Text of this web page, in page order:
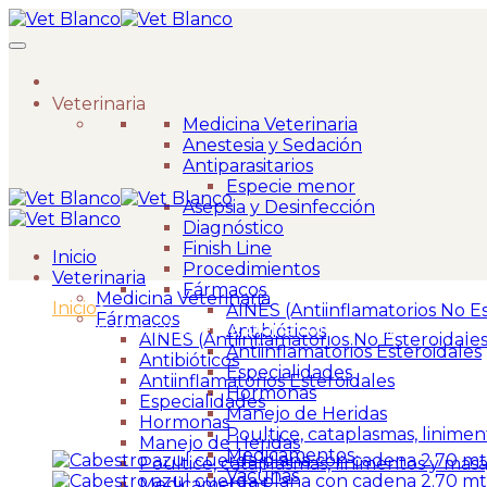
Veterinaria
Medicina Veterinaria
Anestesia y Sedación
Antiparasitarios
Especie menor
Asepsia y Desinfección
Diagnóstico
Finish Line
Procedimientos
Fármacos
AINES (Antiinflamatorios No
Antibióticos
Antiinflamatorios Esteroidales
Especialidades
Hormonas
Manejo de Heridas
Poultice, cataplasmas,
Medicamentos
Vacunas
Inicio
Veterinaria
Medicina Veterinaria
Fármacos
AINES (Antiinflamatorios No
Antibióticos
Antiinflamatorios Esteroidales
Especialidades
Hormonas
Manejo de Heridas
Poultice, cataplasmas, linimentos y
Inicio>
Cabestro azul cuerda plana con cadena 2.70 mt.